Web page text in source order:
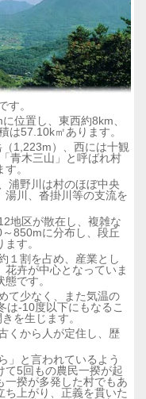
す。
位置し、東西約8km、
は57.10k㎡あります。
1,223m）、西には十観
青木三山」と呼ばれ村
。
浦野川は村のほぼ中央
湯川、沓掛川等の支流を
地区が散在し、複雑な
850mに分布し、段丘
す。
１割を占め、産業とし
卉が中心となっていま
です。
て少なく、また気温の
は-10度以下にもなるこ
を生じます。
くから人が定住し、歴
」と言われているよう
て5回もの農民一揆が起
一揆が多発した村でもあ
ち上がり、正義を貫いた